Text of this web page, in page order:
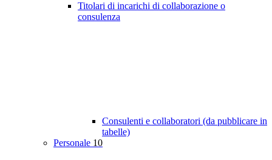
Titolari di incarichi di collaborazione o
consulenza
Consulenti e collaboratori (da pubblicare in
tabelle)
Personale 10